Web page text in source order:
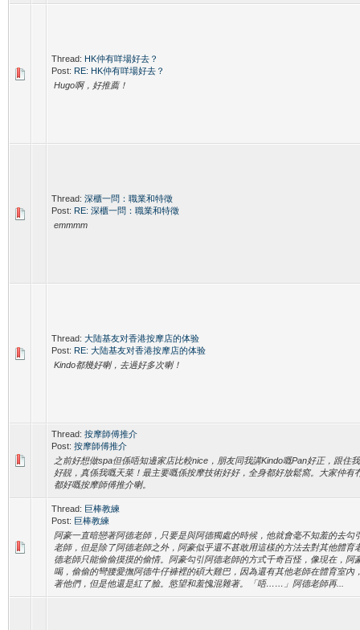
Thread: HK仲有咩場好去？
Post: RE: HK仲有咩場好去？
Hugo啊，好推薦！
Thread: 深櫃一問：職業和特徵
Post: RE: 深櫃一問：職業和特徵
emmmm
Thread: 大陆基友对香港按摩店的体验
Post: RE: 大陆基友对香港按摩店的体验
Kindo都幾好喇，去過好多次喇！
Thread: 按摩師傅推介
Post: 按摩師傅推介
之前好想做spa但係唔知邊家店比較nice，朋友同我講Kindo嘅Pan好正，跟住
好靚，真係我嘅天菜！最主要嘅係按摩技術好好，全身都好放鬆窩。大家仲有
都好嘅按摩師傅推介喇。
Thread: 巨棒教練
Post: 巨棒教練
阿豪一直暗戀著阿德老師，只要是與阿德獨處的時候，他就會毫不知羞的去勾
老師，但是除了阿德老師之外，阿豪似乎還不甚敢用這樣的方法去對其他體育
德老師只能偷偷摸摸的偷情。阿豪勾引阿德老師的方式千奇百怪，像現在，阿
喝，偷偷的彎腰愛撫阿德牛仔褲裡的碩大雞巴，因為還有其他老師在體育室內
著他們，但是他還是紅了臉。慾望和羞愧混雜著。「唔……」阿德老師再...